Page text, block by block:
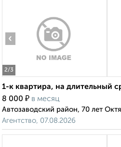
2/3
‹
1-к квартира, на длительный
8 000 ₽ в месяц
Автозаводский район, 70 лет
Агентство, 07.08.2026